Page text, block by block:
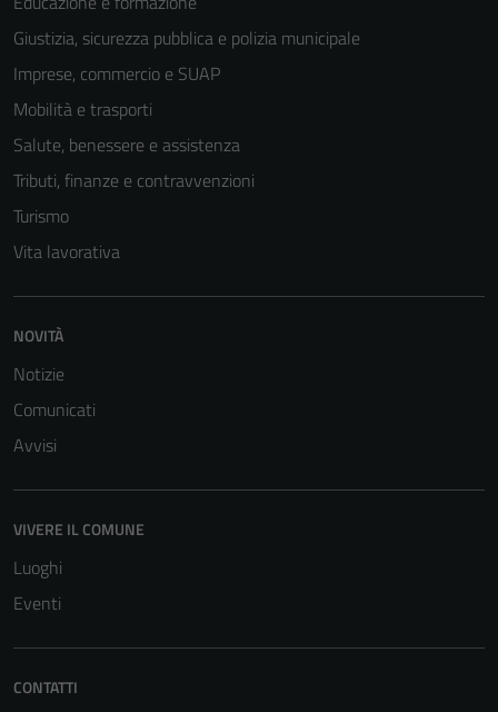
Giustizia, sicurezza pubblica e polizia municipale
Imprese, commercio e SUAP
Mobilità e trasporti
Salute, benessere e assistenza
Tributi, finanze e contravvenzioni
Turismo
Vita lavorativa
NOVITÀ
Notizie
Comunicati
Avvisi
VIVERE IL COMUNE
Luoghi
Eventi
CONTATTI
del sito e non
informazioni